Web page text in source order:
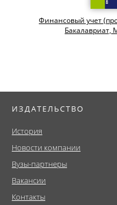
Финансовый учет
Бакалавриат,
ИЗДАТЕЛЬСТВО
История
Новости компании
Вузы-партнеры
Вакансии
Контакты